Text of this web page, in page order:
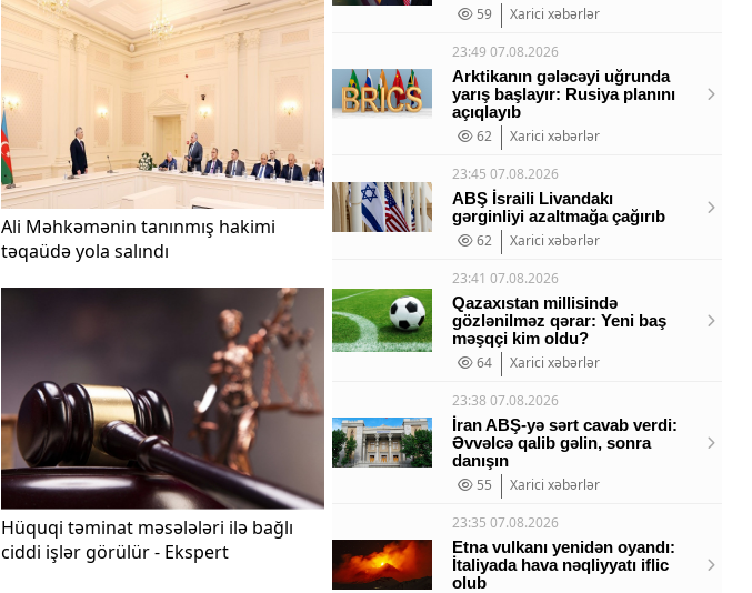
Ali Məhkəmənin tanınmış hakimi
təqaüdə yola salındı
Hüquqi təminat məsələləri ilə bağlı
ciddi işlər görülür - Ekspert
59
Xarici xəbərlər
23:49 07.08.2026
Arktikanın gələcəyi uğrunda
yarış başlayır: Rusiya planını
açıqlayıb
62
Xarici xəbərlər
23:45 07.08.2026
ABŞ İsraili Livandakı
gərginliyi azaltmağa çağırıb
62
Xarici xəbərlər
23:41 07.08.2026
Qazaxıstan millisində
gözlənilməz qərar: Yeni baş
məşqçi kim oldu?
64
Xarici xəbərlər
23:38 07.08.2026
İran ABŞ-yə sərt cavab verdi:
Əvvəlcə qalib gəlin, sonra
danışın
55
Xarici xəbərlər
23:35 07.08.2026
Etna vulkanı yenidən oyandı:
İtaliyada hava nəqliyyatı iflic
olub